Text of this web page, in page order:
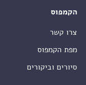
הקמפוס
צרו קשר
מפת הקמפוס
סיורים וביקורים